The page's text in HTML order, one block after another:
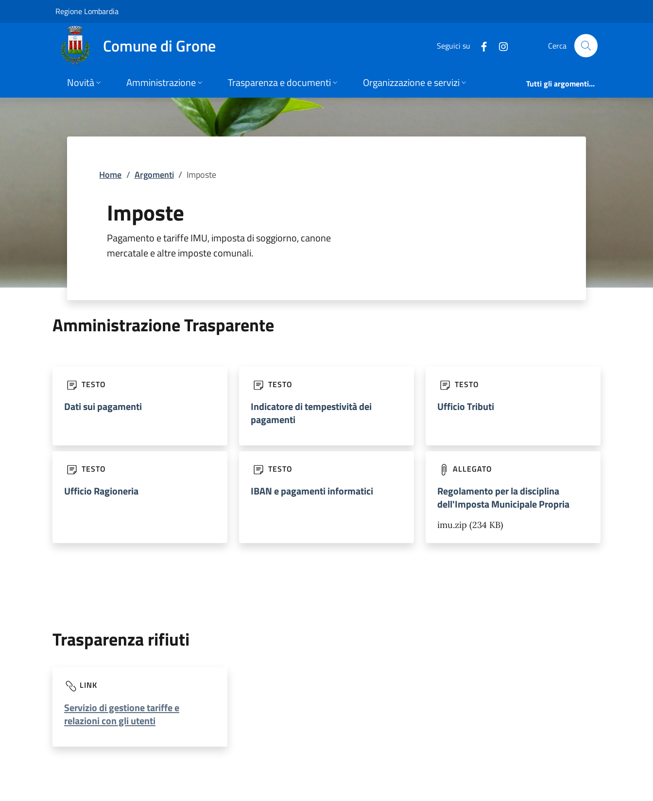
Vai al contenuto principale
Imposte | Comune di Grone
Regione Lombardia(apre in un'altra scheda).
Comune di Grone Seguici su Cerca
Novità Amministrazione Trasparenza e documenti Organizzazione e servizi Tutti gli argomenti...
Home / Argomenti / Imposte
Imposte
Pagamento e tariffe IMU, imposta di soggiorno, canone
mercatale e altre imposte comunali.
Amministrazione Trasparente
TESTO
Dati sui pagamenti
TESTO
Indicatore di tempestività dei
pagamenti
TESTO
Ufficio Tributi
TESTO
Ufficio Ragioneria
TESTO
IBAN e pagamenti informatici
ALLEGATO
Regolamento per la disciplina
dell'Imposta Municipale Propria
imu.zip (234 KB)
Trasparenza rifiuti
LINK
Servizio di gestione tariffe e
relazioni con gli utenti